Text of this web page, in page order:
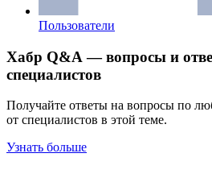
Пользователи
Хабр Q&A — вопросы и
специалистов
Получайте ответы на вопросы по
от специалистов в этой теме.
Узнать больше